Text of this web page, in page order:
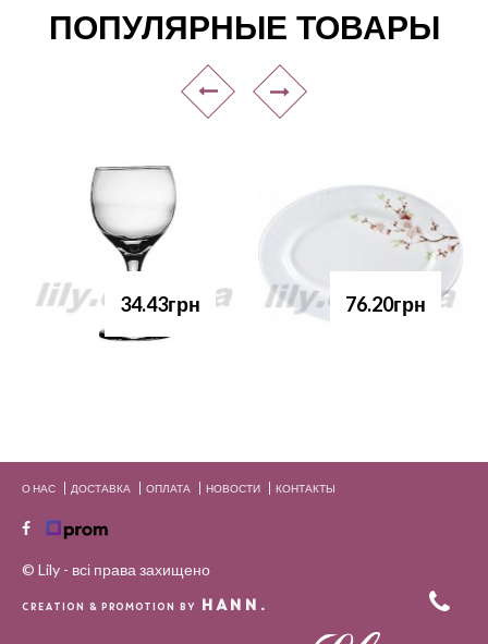
ПОПУЛЯРНЫЕ ТОВАРЫ
34.43грн 76.20грн
О НАС ДОСТАВКА ОПЛАТА НОВОСТИ КОНТАКТЫ
© Lily - всі права захищено
CREATION & PROMOTION BY HANN.